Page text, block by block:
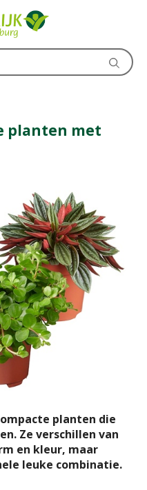
planten met
planten die
Ze verschillen van
en kleur, maar
leuke combinatie.